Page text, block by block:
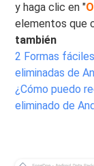
y haga clic en "
elementos que
también
2 Formas
eliminadas de
¿Cómo puedo
eliminado de